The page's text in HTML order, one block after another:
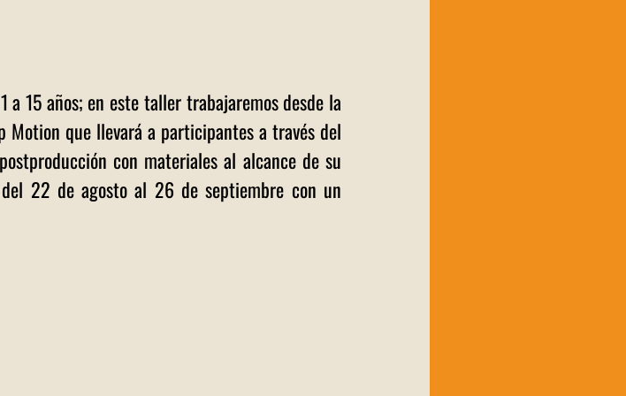
15 años; en este taller trabajaremos desde la
que llevará a participantes a través del
con materiales al alcance de su
22 de agosto al 26 de septiembre con un